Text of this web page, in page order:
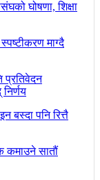
घोषणा, शिक्षा
माग्दै
प्रतिवेदन
बस्दा पनि रित्तै
कमाउने सातौं